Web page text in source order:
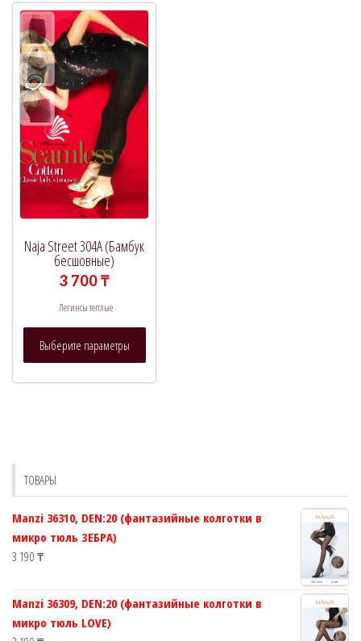
Naja Street 304A (Бамбук
бесшовные)
3 700₸
Легинсы теплые
Выберите параметры
Этот
товара.
ТОВАРЫ
Manzi 36310, DEN:20 (фантазийные колготки в
микро тюль ЗЕБРА)
3 190 ₸
Manzi 36309, DEN:20 (фантазийные колготки в
микро тюль LOVE)